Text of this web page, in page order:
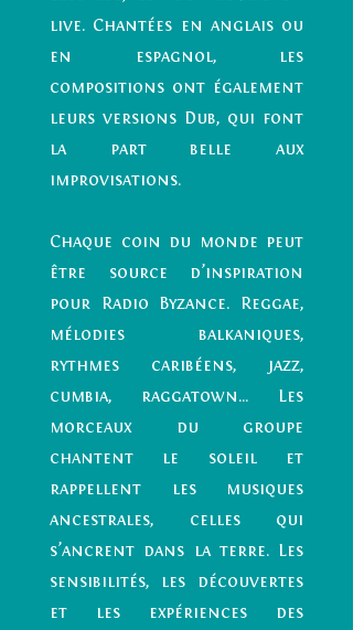
live. Chantées en anglais ou
en espagnol, les
compositions ont également
leurs versions Dub, qui font
la part belle aux
improvisations.
Chaque coin du monde peut
être source d’inspiration
pour Radio Byzance. Reggae,
mélodies balkaniques,
rythmes caribéens, jazz,
cumbia, raggatown... Les
morceaux du groupe
chantent le soleil et
rappellent les musiques
ancestrales, celles qui
s’ancrent dans la terre. Les
sensibilités, les découvertes
et les expériences des